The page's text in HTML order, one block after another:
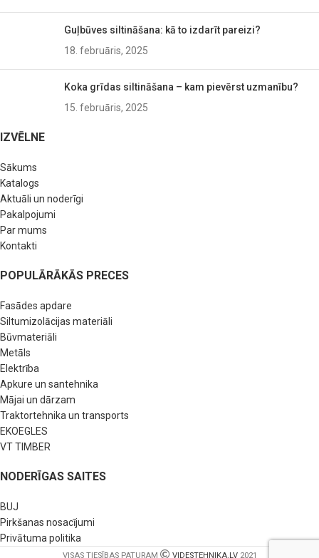
Guļbūves siltināšana: kā to izdarīt pareizi?
18. februāris, 2025
Koka grīdas siltināšana – kam pievērst uzmanību?
15. februāris, 2025
IZVĒLNE
Sākums
Katalogs
Aktuāli un noderīgi
Pakalpojumi
Par mums
Kontakti
POPULĀRĀKĀS PRECES
Fasādes apdare
Siltumizolācijas materiāli
Būvmateriāli
Metāls
Elektrība
Apkure un santehnika
Mājai un dārzam
Traktortehnika un transports
EKOEGLES
VT TIMBER
NODERĪGAS SAITES
BUJ
Pirkšanas nosacījumi
Privātuma politika
VISAS TIESĪBAS PATURAM VIDESTEHNIKA.LV2021